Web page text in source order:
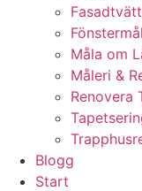
Måla om
Måleri &
Renovera
Blogg
Start